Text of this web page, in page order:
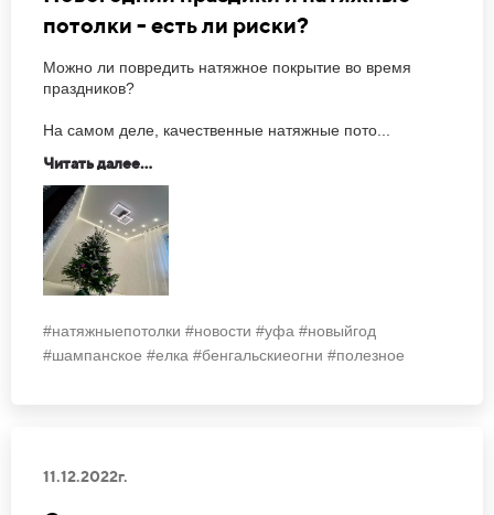
потолки - есть ли риски?
Можно ли повредить натяжное покрытие во время
праздников?
На самом деле, качественные натяжные пото...
Читать далее...
#натяжныепотолки #новости #уфа #новыйгод
#шампанское #елка #бенгальскиеогни #полезное
11.12.2022г.